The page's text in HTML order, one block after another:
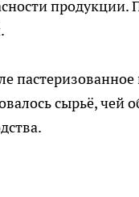
сырьё, чей